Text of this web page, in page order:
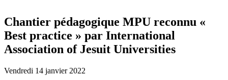
Chantier pédagogique MPU reconnu «
Best practice » par International
Association of Jesuit Universities
Vendredi 14 janvier 2022